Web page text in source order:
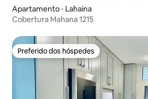
Apartamento ⋅ Lahaina
Cobertura Mahana 1215
Preferido dos hóspedes
Preferido dos hóspedes